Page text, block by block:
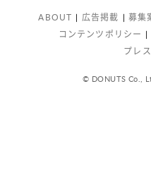
ABOUT 広告掲載 募集
コンテンツポリシー
プレ
© DONUTS Co.,